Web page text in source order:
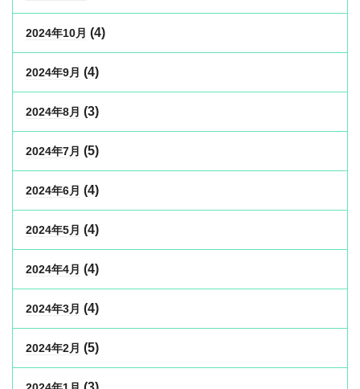
2024年10月 (4)
2024年9月 (4)
2024年8月 (3)
2024年7月 (5)
2024年6月 (4)
2024年5月 (4)
2024年4月 (4)
2024年3月 (4)
2024年2月 (5)